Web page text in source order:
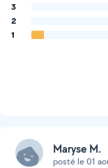
3
2
1
Maryse M.
posté le 01